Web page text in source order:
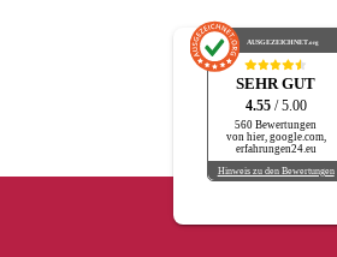
AUSGEZEICHNET.org
SEHR GUT
4.55 / 5.00
560 Bewertungen
von hier, google.com,
erfahrungen24.eu
Hinweis zu den Bewertungen